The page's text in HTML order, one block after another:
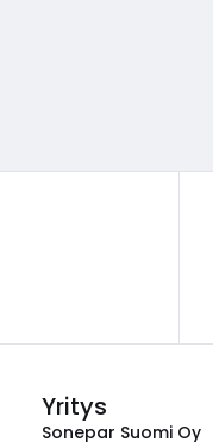
Yritys
Sonepar Suomi Oy